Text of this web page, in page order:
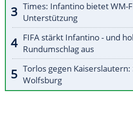
Times: Infantino bietet WM-
Unterstützung
FIFA stärkt Infantino - und
Rundumschlag aus
Torlos gegen
Wolfsburg